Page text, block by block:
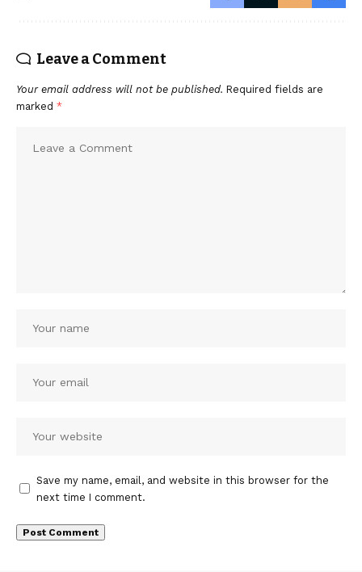
Leave a Comment
Your email address will not be published. Required fields are
marked *
Save my name, email, and website in this browser for the
next time I comment.